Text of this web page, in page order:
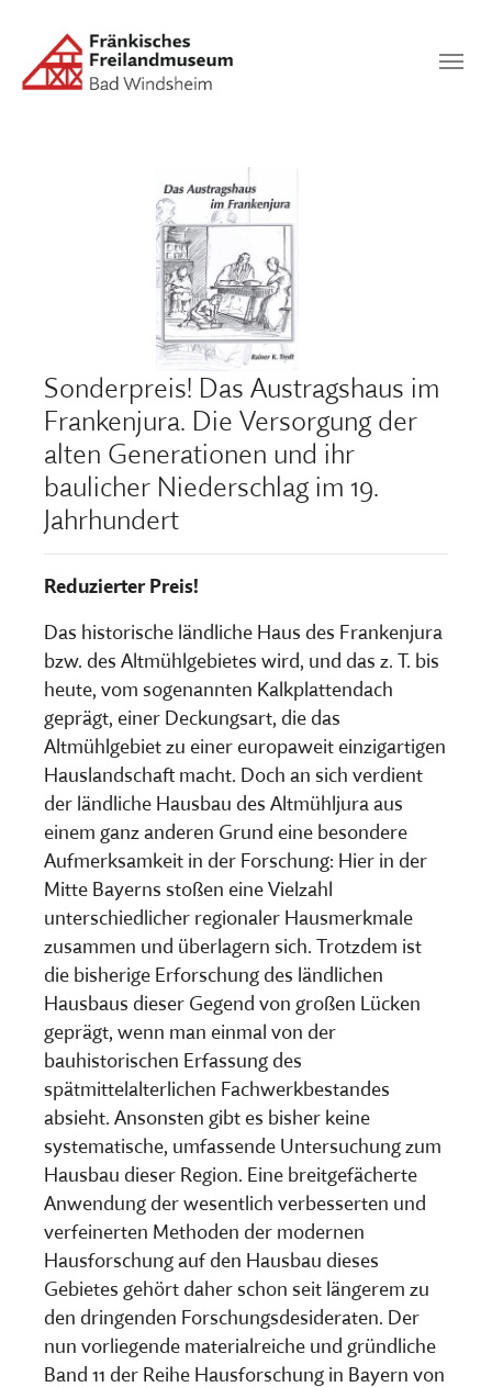
SUCHEN
Sonderpreis! Das Austragshaus im
Frankenjura. Die Versorgung der
alten Generationen und ihr
baulicher Niederschlag im 19.
Jahrhundert
Reduzierter Preis!
Das historische ländliche Haus des Frankenjura
bzw. des Altmühlgebietes wird, und das z. T. bis
heute, vom sogenannten Kalkplattendach
geprägt, einer Deckungsart, die das
Altmühlgebiet zu einer europaweit einzigartigen
Hauslandschaft macht. Doch an sich verdient
der ländliche Hausbau des Altmühljura aus
einem ganz anderen Grund eine besondere
Aufmerksamkeit in der Forschung: Hier in der
Mitte Bayerns stoßen eine Vielzahl
unterschiedlicher regionaler Hausmerkmale
zusammen und überlagern sich. Trotzdem ist
die bisherige Erforschung des ländlichen
Hausbaus dieser Gegend von großen Lücken
geprägt, wenn man einmal von der
bauhistorischen Erfassung des
spätmittelalterlichen Fachwerkbestandes
absieht. Ansonsten gibt es bisher keine
systematische, umfassende Untersuchung zum
Hausbau dieser Region. Eine breitgefächerte
Anwendung der wesentlich verbesserten und
verfeinerten Methoden der modernen
Hausforschung auf den Hausbau dieses
Gebietes gehört daher schon seit längerem zu
den dringenden Forschungsdesideraten. Der
nun vorliegende materialreiche und gründliche
Band 11 der Reihe Hausforschung in Bayern von